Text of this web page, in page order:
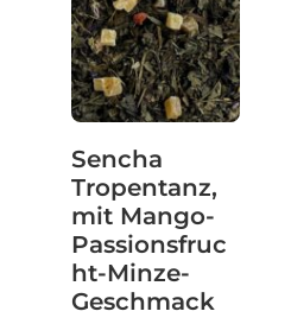
Sencha
Tropentanz,
mit Mango-
Passionsfruc
ht-Minze-
Geschmack